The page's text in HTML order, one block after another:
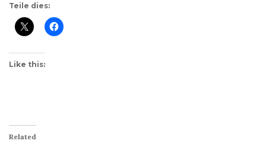
Teile dies:
Like this:
Related